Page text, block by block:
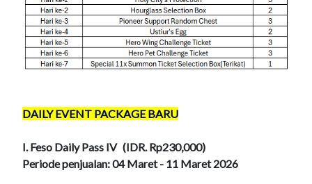
DAILY EVENT PACKAGE BARU
I. Feso Daily Pass IV (IDR.Rp230,000)
Periode penjualan: 04 Maret - 11 Maret 2026